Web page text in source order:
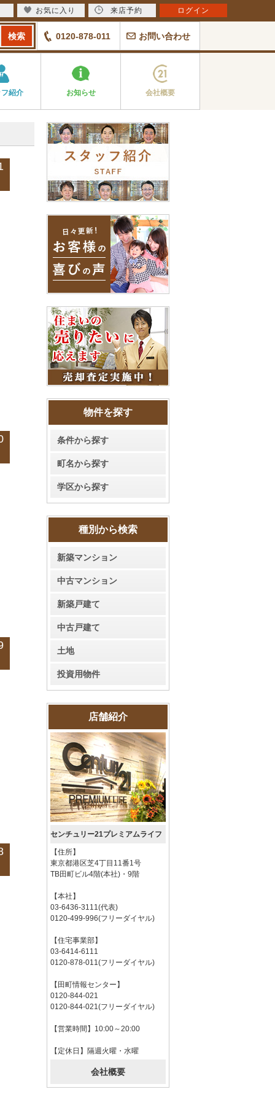
0120-878-011 お問い合わせ
紹介 お知らせ 会社概要
物件を探す
条件から探す
町名から探す
学区から探す
種別から検索
新築マンション
中古マンション
新築戸建て
中古戸建て
土地
投資用物件
店舗紹介
センチュリー21プレミアムライフ
【住所】
東京都港区芝4丁目11番1号
TB田町ビル4階(本社)・9階
【本社】
03-6436-3111(代表)
0120-499-996(フリーダイヤル)
【住宅事業部】
03-6414-6111
0120-878-011(フリーダイヤル)
【田町情報センター】
0120-844-021
0120-844-021(フリーダイヤル)
【営業時間】10:00～20:00
【定休日】隔週火曜・水曜
会社概要
お気に入り 来店予約 ログイン